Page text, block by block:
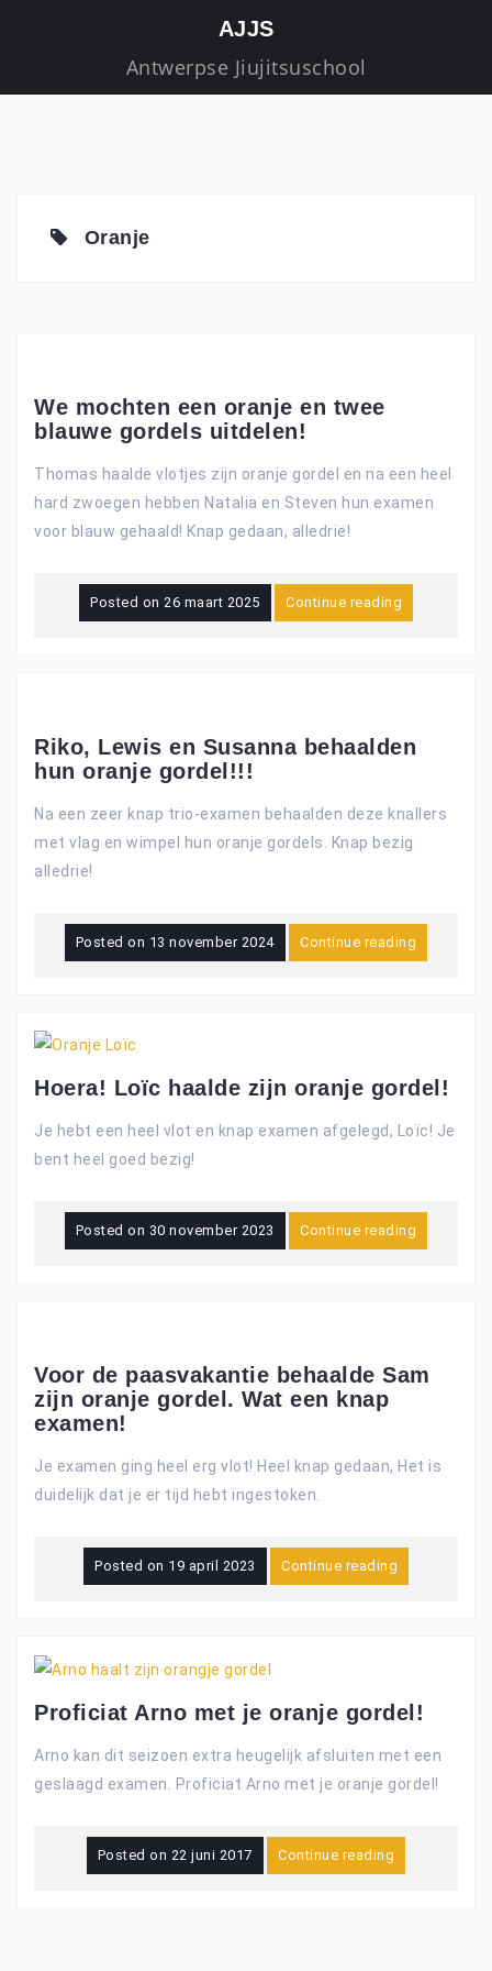
p
AJJS
Antwerpse Jiujitsuschool
Oranje
We mochten een oranje en twee
blauwe gordels uitdelen!
Thomas haalde vlotjes zijn oranje gordel en na een heel
hard zwoegen hebben Natalia en Steven hun examen
voor blauw gehaald! Knap gedaan, alledrie!
Posted on 26 maart 2025 Continue reading
Riko, Lewis en Susanna behaalden
hun oranje gordel!!!
Na een zeer knap trio-examen behaalden deze knallers
met vlag en wimpel hun oranje gordels. Knap bezig
alledrie!
Posted on 13 november 2024 Continue reading
Hoera! Loïc haalde zijn oranje gordel!
Je hebt een heel vlot en knap examen afgelegd, Loïc! Je
bent heel goed bezig!
Posted on 30 november 2023 Continue reading
Voor de paasvakantie behaalde Sam
zijn oranje gordel. Wat een knap
examen!
Je examen ging heel erg vlot! Heel knap gedaan, Het is
duidelijk dat je er tijd hebt ingestoken.
Posted on 19 april 2023 Continue reading
Proficiat Arno met je oranje gordel!
Arno kan dit seizoen extra heugelijk afsluiten met een
geslaagd examen. Proficiat Arno met je oranje gordel!
Posted on 22 juni 2017 Continue reading